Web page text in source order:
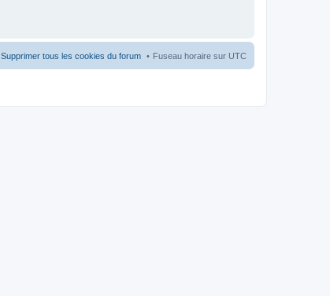
Fuseau horaire sur UTC
Supprimer tous les cookies du forum